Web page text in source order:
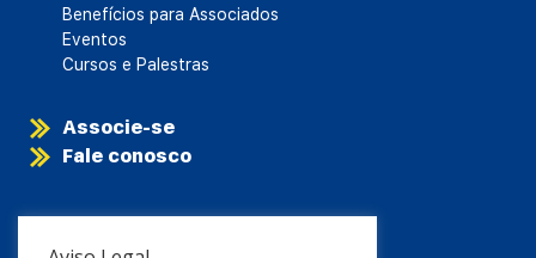
Benefícios para Associados
Eventos
Cursos e Palestras
Associe-se
Fale conosco